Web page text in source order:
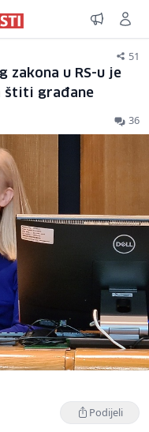
51
zakona u RS-u je
štiti građane
36
Podijeli